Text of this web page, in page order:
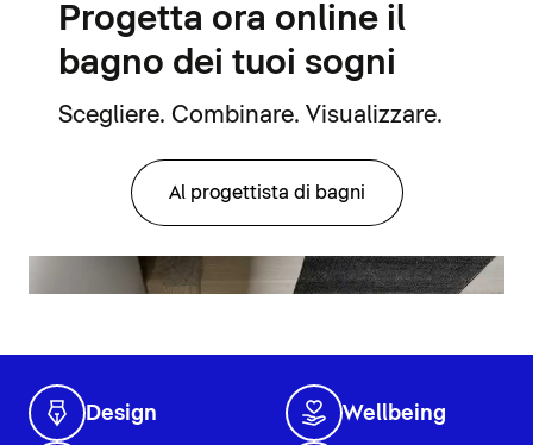
Progetta ora online il
bagno dei tuoi sogni
Scegliere. Combinare. Visualizzare.
Al progettista di bagni
Design Wellbeing